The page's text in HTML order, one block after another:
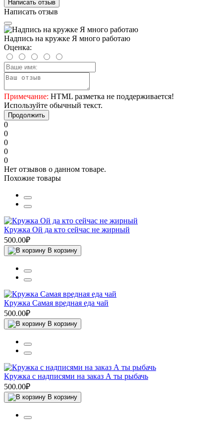
Написать отзыв
Написать отзыв
Надпись на кружке Я много работаю
Оценка:
Примечание: HTML разметка не поддерживается!
Используйте обычный текст.
Продолжить
0
0
0
0
0
Нет отзывов о данном товаре.
Похожие товары
Кружка Ой да кто сейчас не жирный
500.00₽
В корзину
Кружка Самая вредная еда чай
500.00₽
В корзину
Кружка с надписями на заказ А ты рыбачь
500.00₽
В корзину